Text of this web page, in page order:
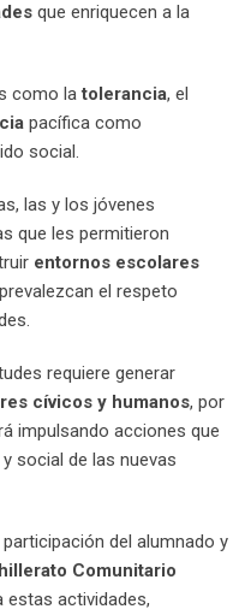
que enriquecen a la
como latolerancia, el
pacífica como
social.
las y los jóvenes
que les permitieron
entornos escolares
el respeto
requiere generar
cívicos y humanos, por
impulsando acciones que
social de las nuevas
del alumnado y
Comunitario
estas actividades,